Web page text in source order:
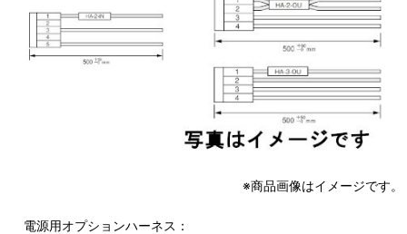
※商品画像はイメージです。
電源用オプションハーネス：